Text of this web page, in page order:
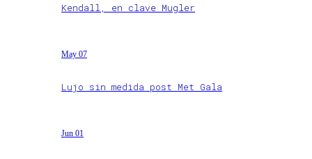
Kendall, en clave Mugler
May 07
Lujo sin medida post Met Gala
Jun 01